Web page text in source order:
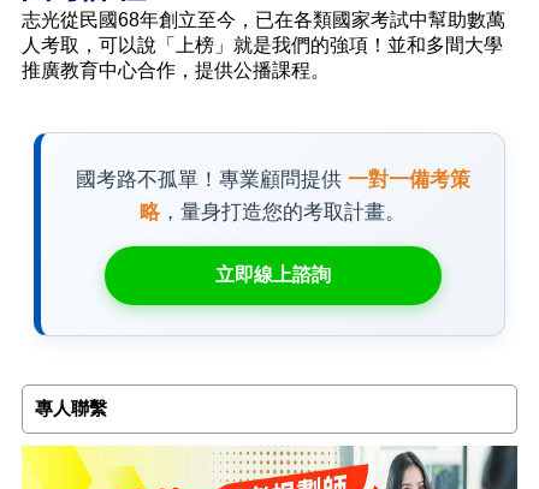
志光從民國68年創立至今，已在各類國家考試中幫助數萬
人考取，可以說「上榜」就是我們的強項！並和多間大學
推廣教育中心合作，提供公播課程。
國考路不孤單！專業顧問提供 一對一備考策
略，量身打造您的考取計畫。
立即線上諮詢
專人聯繫